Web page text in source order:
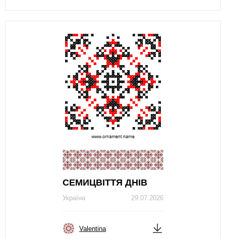
СЕМИЦВІТТЯ ДНІВ
29.07.2026
Україна
Valentina